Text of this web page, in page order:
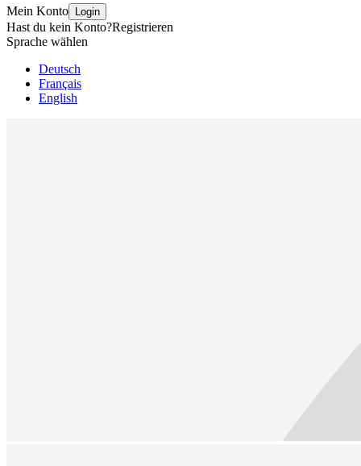
Mein Konto Login
Hast du kein Konto?Registrieren
Sprache wählen
Deutsch
Français
English